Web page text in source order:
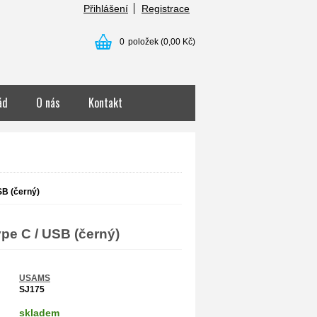
Přihlášení Registrace
0 položek (0,00 Kč)
O nás Kontakt
(černý)
C / USB (černý)
USAMS
SJ175
skladem